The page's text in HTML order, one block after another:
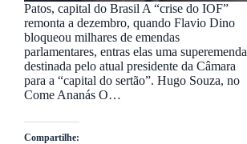
Patos, capital do Brasil A “crise do IOF”
remonta a dezembro, quando Flavio Dino
bloqueou milhares de emendas
parlamentares, entras elas uma superemenda
destinada pelo atual presidente da Câmara
para a “capital do sertão”. Hugo Souza, no
Come Ananás O…
Compartilhe: